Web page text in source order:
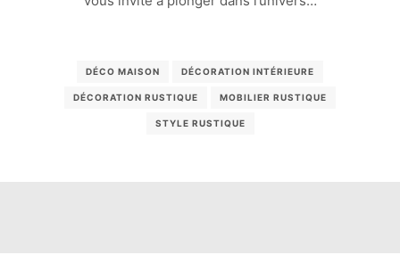
DÉCO MAISON DÉCORATION INTÉRIEURE
DÉCORATION RUSTIQUE MOBILIER RUSTIQUE
STYLE RUSTIQUE